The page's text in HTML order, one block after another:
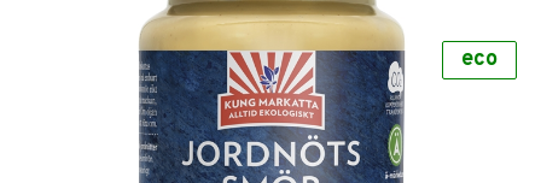
Lelut, Lapsi & Vauva
Tuotemerkkejä
eco